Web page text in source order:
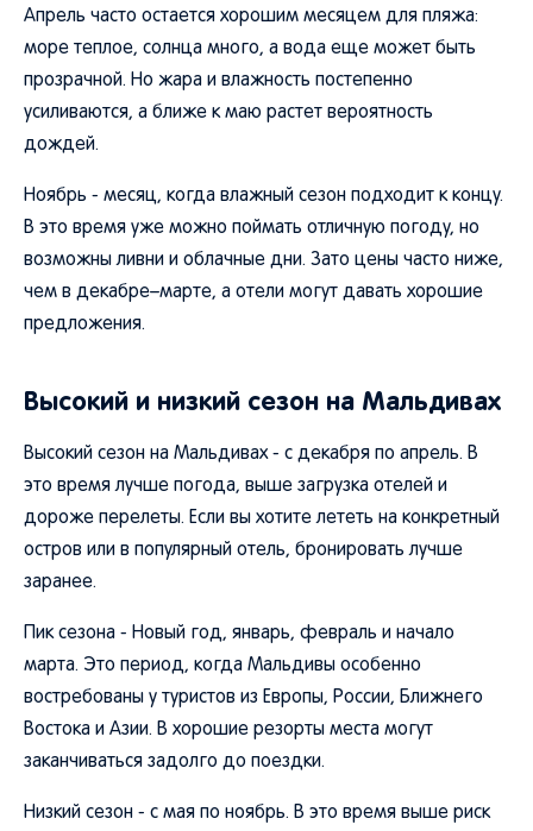
Апрель часто остается хорошим месяцем для пляжа:
море теплое, солнца много, а вода еще может быть
прозрачной. Но жара и влажность постепенно
усиливаются, а ближе к маю растет вероятность
дождей.
Ноябрь - месяц, когда влажный сезон подходит к концу.
В это время уже можно поймать отличную погоду, но
возможны ливни и облачные дни. Зато цены часто ниже,
чем в декабре–марте, а отели могут давать хорошие
предложения.
Высокий и низкий сезон на Мальдивах
Высокий сезон на Мальдивах - с декабря по апрель. В
это время лучше погода, выше загрузка отелей и
дороже перелеты. Если вы хотите лететь на конкретный
остров или в популярный отель, бронировать лучше
заранее.
Пик сезона - Новый год, январь, февраль и начало
марта. Это период, когда Мальдивы особенно
востребованы у туристов из Европы, России, Ближнего
Востока и Азии. В хорошие резорты места могут
заканчиваться задолго до поездки.
Низкий сезон - с мая по ноябрь. В это время выше риск